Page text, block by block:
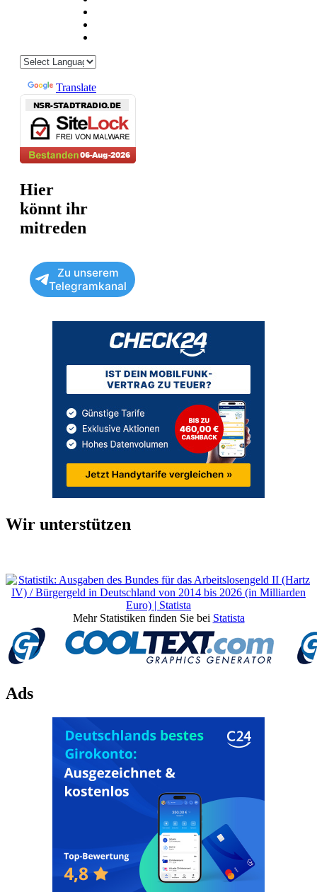
Translate
Hier
könnt ihr
mitreden
Zu unserem
Telegramkanal
Wir unterstützen
Mehr Statistiken finden Sie bei Statista
Ads